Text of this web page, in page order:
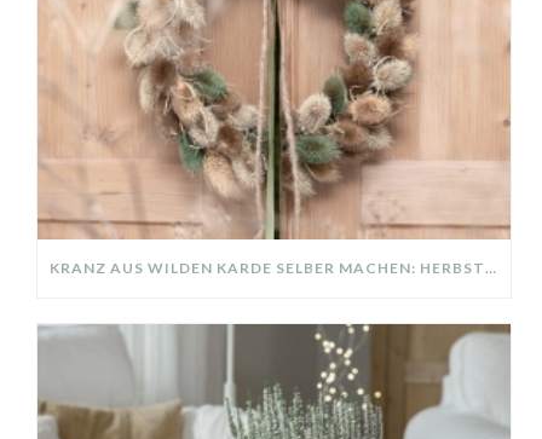
KRANZ AUS WILDEN KARDE SELBER MACHEN: HERBSTDEKO GANZ EINFACH